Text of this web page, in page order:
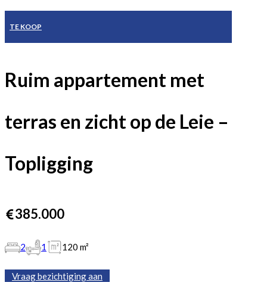
TE KOOP
Ruim appartement met
terras en zicht op de Leie –
Topligging
385.000
2 1 120 m²
Vraag bezichtiging aan